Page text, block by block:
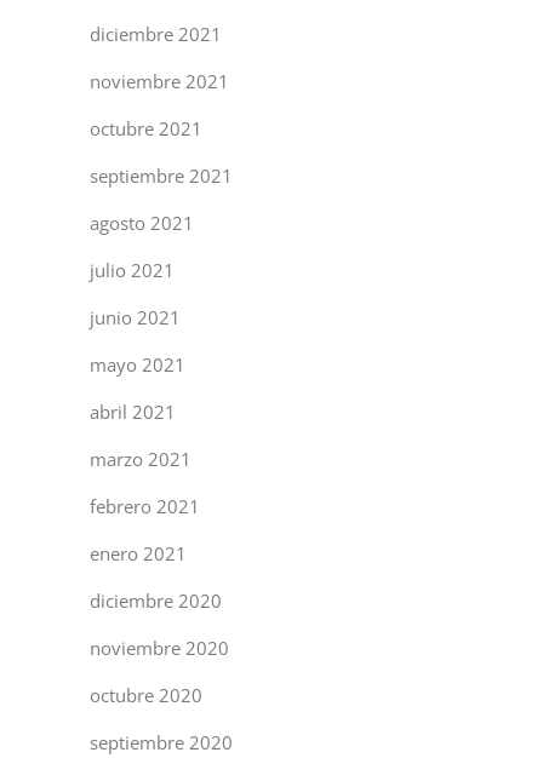
diciembre 2021
noviembre 2021
octubre 2021
septiembre 2021
agosto 2021
julio 2021
junio 2021
mayo 2021
abril 2021
marzo 2021
febrero 2021
enero 2021
diciembre 2020
noviembre 2020
octubre 2020
septiembre 2020